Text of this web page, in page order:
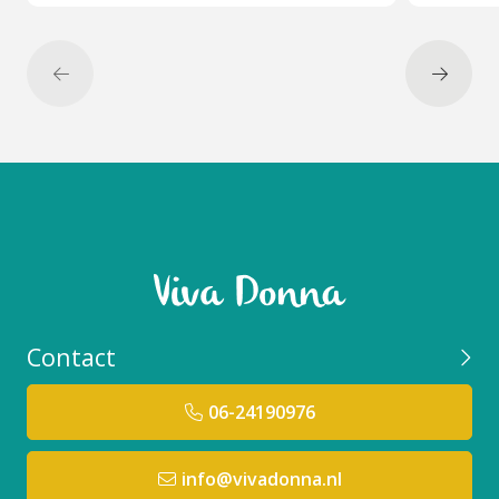
Relevante resultaat verwachting:
zoals een van deAlgologie
gezichtsmaskers
Veel gestelde vragen over dit
product:
Wat voor soort scrubdeeltjes bevat het?
crème gebruikt een natuurlijke "dubbele
exfoliatie" met deeltjes van verschillende groottes,
Contact
06-24190976
info@vivadonna.nl